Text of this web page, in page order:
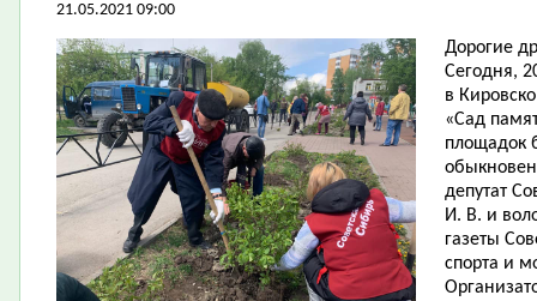
21.05.2021 09:00
Дорогие
Сегодня,
в
«Сад
площадок
депутат
И. В. и
газеты
спорта и